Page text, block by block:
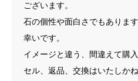
ございます。
石の個性や面白さでもありま
幸いです。
イメージと違う、間違えて購
セル、返品、交換はいたしかね